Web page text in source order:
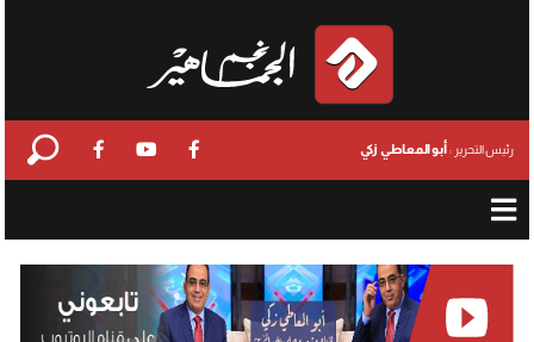
رئيس التحرير : أبو المعاطي زكي